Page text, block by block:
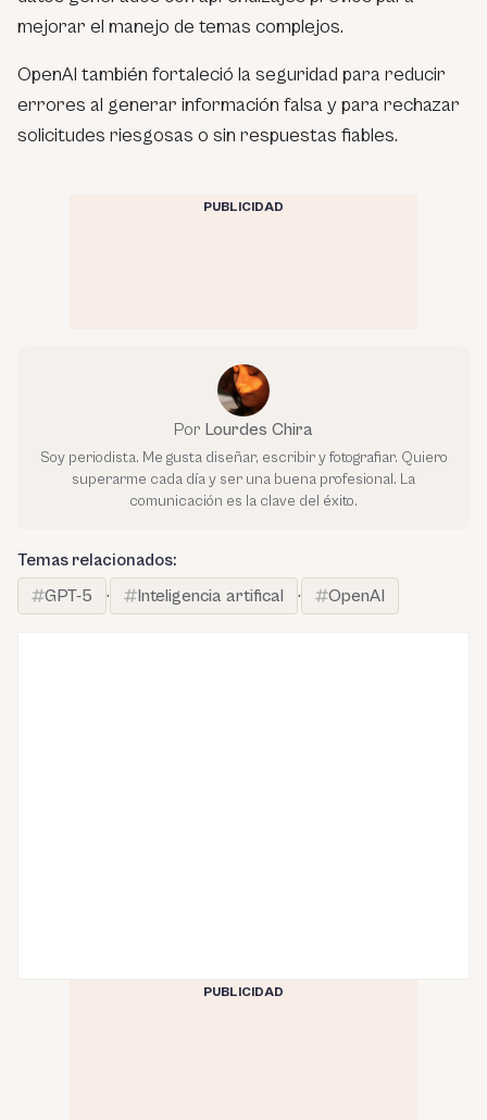
mejorar el manejo de temas complejos.
OpenAI también fortaleció la seguridad para reducir
errores al generar información falsa y para rechazar
solicitudes riesgosas o sin respuestas fiables.
PUBLICIDAD
Por Lourdes Chira
Soy periodista. Me gusta diseñar, escribir y fotografiar. Quiero
superarme cada día y ser una buena profesional. La
comunicación es la clave del éxito.
Temas relacionados:
GPT-5
· Inteligencia artifical · OpenAI
PUBLICIDAD